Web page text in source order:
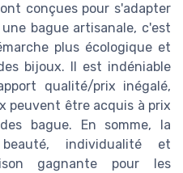
conçues pour s'adapter
bague artisanale, c'est
plus écologique et
bijoux. Il est indéniable
qualité/prix inégalé,
peuvent être acquis à prix
bague. En somme, la
individualité et
gagnante pour les